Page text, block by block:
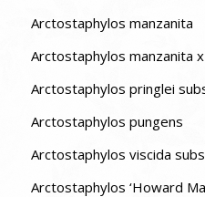
Arctostaphylos manzanita
Arctostaphylos manzanita
Arctostaphylos pringlei
Arctostaphylos pungens
Arctostaphylos viscida
Arctostaphylos